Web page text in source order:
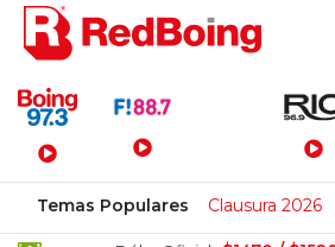
Menú Principal
Temas Populares Clausura 2026